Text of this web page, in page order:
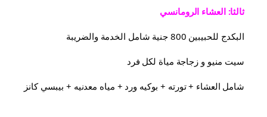
ثالثا: العشاء الرومانسي
البكدج للحبيبين 800 جنية شامل الخدمة والضريبة
سيت منيو و زجاجة مياة لكل فرد
شامل العشاء⁦⁩ + تورته + بوكيه ورد + مياه معدنيه + بيبسي كانز